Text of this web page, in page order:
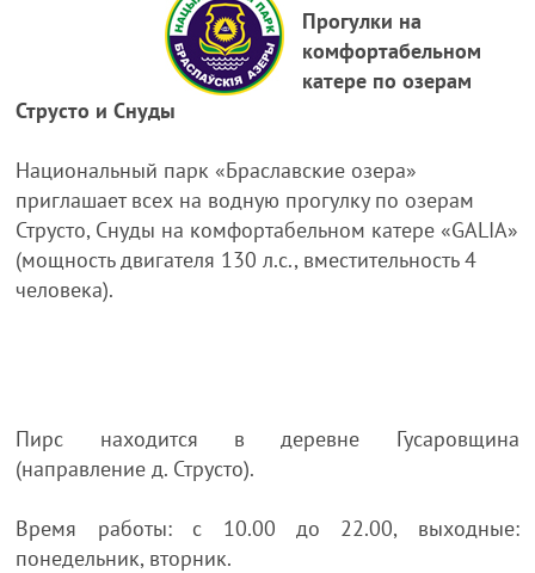
Прогулки на
комфортабельном
катере по озерам
Струсто и Снуды
Национальный парк «Браславские озера»
приглашает всех на водную прогулку по озерам
Струсто, Снуды на комфортабельном катере «GALIA»
(мощность двигателя 130 л.с., вместительность 4
человека).
Пирс находится в деревне Гусаровщина
(направление д. Струсто).
Время работы: с 10.00 до 22.00, выходные:
понедельник, вторник.